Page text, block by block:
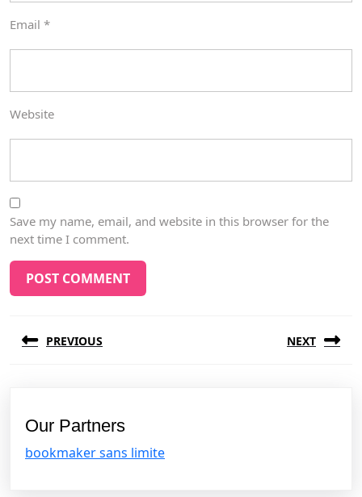
Email *
Website
Save my name, email, and website in this browser for the
next time I comment.
navigation
PREVIOUS NEXT
Our Partners
bookmaker sans limite